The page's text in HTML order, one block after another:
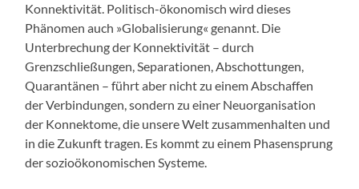
Konnektivität. Politisch-ökonomisch wird dieses
Phänomen auch »Globalisierung« genannt. Die
Unterbrechung der Konnektivität – durch
Grenzschließungen, Separationen, Abschottungen,
Quarantänen – führt aber nicht zu einem Abschaffen
der Verbindungen, sondern zu einer Neuorganisation
der Konnektome, die unsere Welt zusammenhalten und
in die Zukunft tragen. Es kommt zu einem Phasensprung
der sozioökonomischen Systeme.